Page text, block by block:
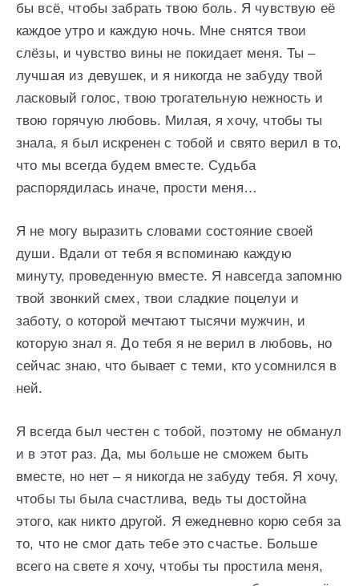
бы всё, чтобы забрать твою боль. Я чувствую её
каждое утро и каждую ночь. Мне снятся твои
слёзы, и чувство вины не покидает меня. Ты –
лучшая из девушек, и я никогда не забуду твой
ласковый голос, твою трогательную нежность и
твою горячую любовь. Милая, я хочу, чтобы ты
знала, я был искренен с тобой и свято верил в то,
что мы всегда будем вместе. Судьба
распорядилась иначе, прости меня…
Я не могу выразить словами состояние своей
души. Вдали от тебя я вспоминаю каждую
минуту, проведенную вместе. Я навсегда запомню
твой звонкий смех, твои сладкие поцелуи и
заботу, о которой мечтают тысячи мужчин, и
которую знал я. До тебя я не верил в любовь, но
сейчас знаю, что бывает с теми, кто усомнился в
ней.
Я всегда был честен с тобой, поэтому не обманул
и в этот раз. Да, мы больше не сможем быть
вместе, но нет – я никогда не забуду тебя. Я хочу,
чтобы ты была счастлива, ведь ты достойна
этого, как никто другой. Я ежедневно корю себя за
то, что не смог дать тебе это счастье. Больше
всего на свете я хочу, чтобы ты простила меня,